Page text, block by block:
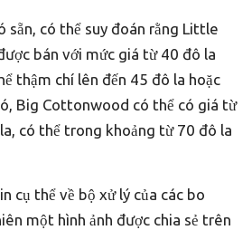
sẵn, có thể suy đoán rằng Little
bán với mức giá từ 40 đô la
thậm chí lên đến 45 đô la hoặc
Big Cottonwood có thể có giá từ
có thể trong khoảng từ 70 đô la
cụ thể về bộ xử lý của các bo
một hình ảnh được chia sẻ trên